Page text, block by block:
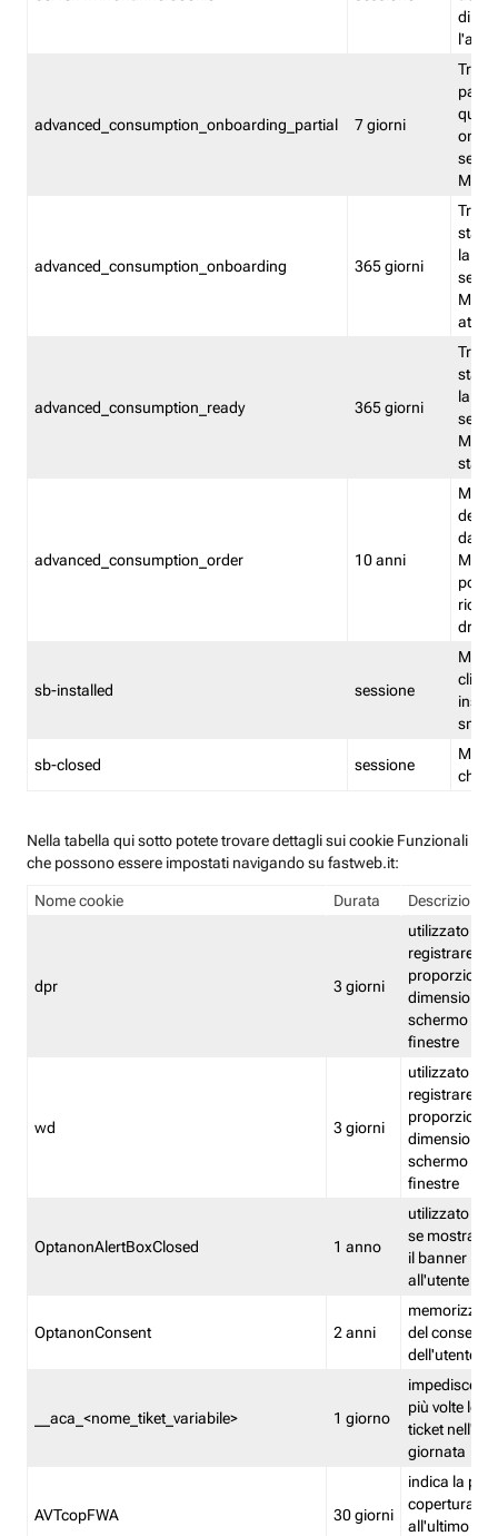
advanced_consumption_onboarding_partial 7 giorni
advanced_consumption_onboarding 365 giorni
stata
la
advanced_consumption_ready 365 giorni
stata
la
stato
advanced_consumption_order 10 anni
delle
sb-installed sessione
sb-closed sessione
Nella tabella qui sotto potete trovare dettagli sui cookie Funzionali
che possono essere impostati navigando su fastweb.it:
Nome cookie Durata Descrizione
dpr 3 giorni
utilizzato per
registrare le
proporzioni
dimensioni
schermo e
finestre
wd 3 giorni
utilizzato per
registrare le
proporzioni
dimensioni
schermo e
finestre
OptanonAlertBoxClosed 1 anno
utilizzato per
se mostrare
il banner
all'utente
OptanonConsent 2 anni
memorizza
del
dell'utente
__aca_<nome_tiket_variabile> 1 giorno
impedisce di
più volte lo
ticket
giornata
AVTcopFWA 30 giorni
indica la
copertura
all'ultimo